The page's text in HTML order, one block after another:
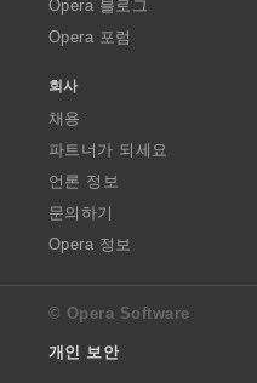
Opera 블로그
Opera 포럼
회사
채용
파트너가 되세요
언론 정보
문의하기
Opera 정보
© Opera Software
개인 보안